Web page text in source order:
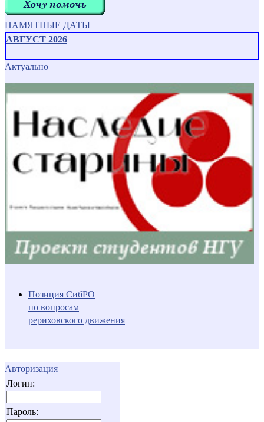
ПАМЯТНЫЕ ДАТЫ
АВГУСТ 2026
Актуально
Позиция СибРО
по вопросам
рериховского движения
Авторизация
Логин:
Пароль: